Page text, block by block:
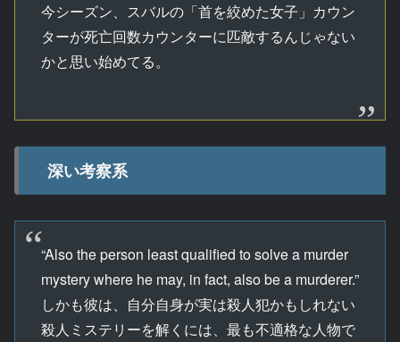
今シーズン、スバルの「首を絞めた女子」カウン
ターが死亡回数カウンターに匹敵するんじゃない
かと思い始めてる。
深い考察系
“Also the person least qualified to solve a murder
mystery where he may, in fact, also be a murderer.”
しかも彼は、自分自身が実は殺人犯かもしれない
殺人ミステリーを解くには、最も不適格な人物で